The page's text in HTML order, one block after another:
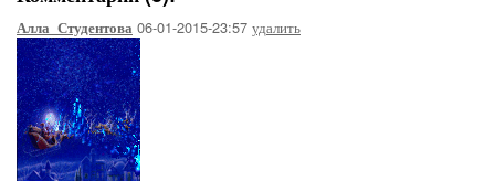
Алла_Студентова 06-01-2015-23:57 удалить